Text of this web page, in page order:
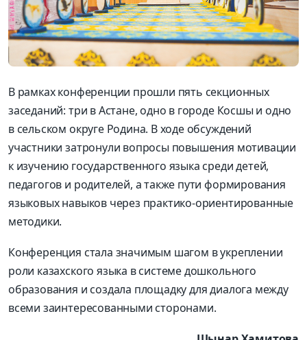
В рамках конференции прошли пять секционных
заседаний: три в Астане, одно в городе Косшы и одно
в сельском округе Родина. В ходе обсуждений
участники затронули вопросы повышения мотивации
к изучению государственного языка среди детей,
педагогов и родителей, а также пути формирования
языковых навыков через практико-ориентированные
методики.
Конференция стала значимым шагом в укреплении
роли казахского языка в системе дошкольного
образования и создала площадку для диалога между
всеми заинтересованными сторонами.